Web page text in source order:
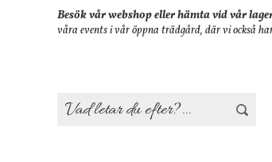
Besök vår webshop eller hämta vid vår
våra events i vår öppna trädgård, där vi också